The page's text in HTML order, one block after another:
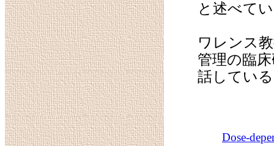
と述べて
ワレンス
管理の臨
話してい
Dose-